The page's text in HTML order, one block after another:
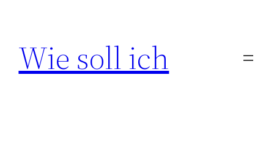
springen
Wie soll ich